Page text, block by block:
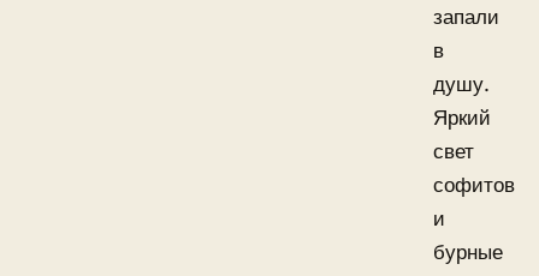
запали
в
душу.
Яркий
свет
софитов
и
бурные